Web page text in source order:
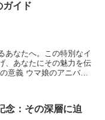
ガイド
あなたへ。この特別なイ
、あなたにその魅力を伝
意義 ウマ娘のアニバー
念：その深層に迫